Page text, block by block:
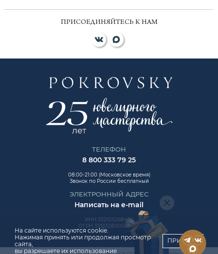
ПРИСОЕДИНЯЙТЕСЬ К НАМ
ТЕЛЕФОН
8 800 333 79 25
08:00-21:00 (Московское время)
Звонок по России бесплатный
ЭЛЕКТРОННЫЙ АДРЕС
Написать на e-mail
ИНН 332105268454
ОГРН 319332800006992
На сайте используются cookie.
Нажимая принять или продолжая просмотр
сайта,
вы разрешаете их использование.
ПРИНЯТЬ